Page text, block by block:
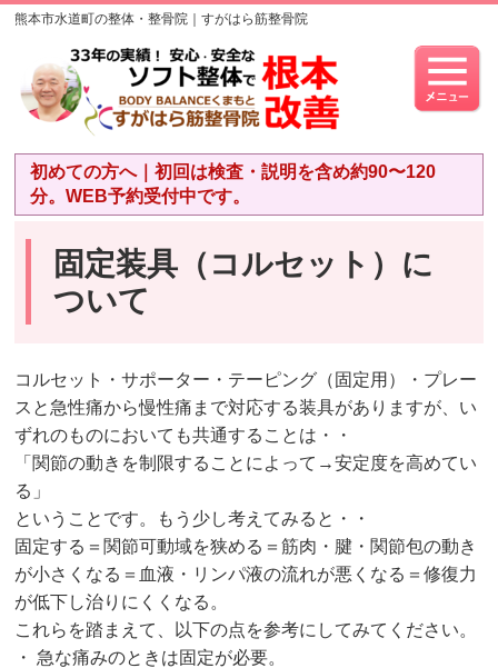
熊本市水道町の整体・整骨院｜すがはら筋整骨院
初めての方へ｜初回は検査・説明を含め約90〜120
分。WEB予約受付中です。
固定装具（コルセット）に
ついて
コルセット・サポーター・テーピング（固定用）・プレー
スと急性痛から慢性痛まで対応する装具がありますが、い
ずれのものにおいても共通することは・・
「関節の動きを制限することによって→安定度を高めてい
る」
ということです。もう少し考えてみると・・
固定する＝関節可動域を狭める＝筋肉・腱・関節包の動き
が小さくなる＝血液・リンパ液の流れが悪くなる＝修復力
が低下し治りにくくなる。
これらを踏まえて、以下の点を参考にしてみてください。
・ 急な痛みのときは固定が必要。